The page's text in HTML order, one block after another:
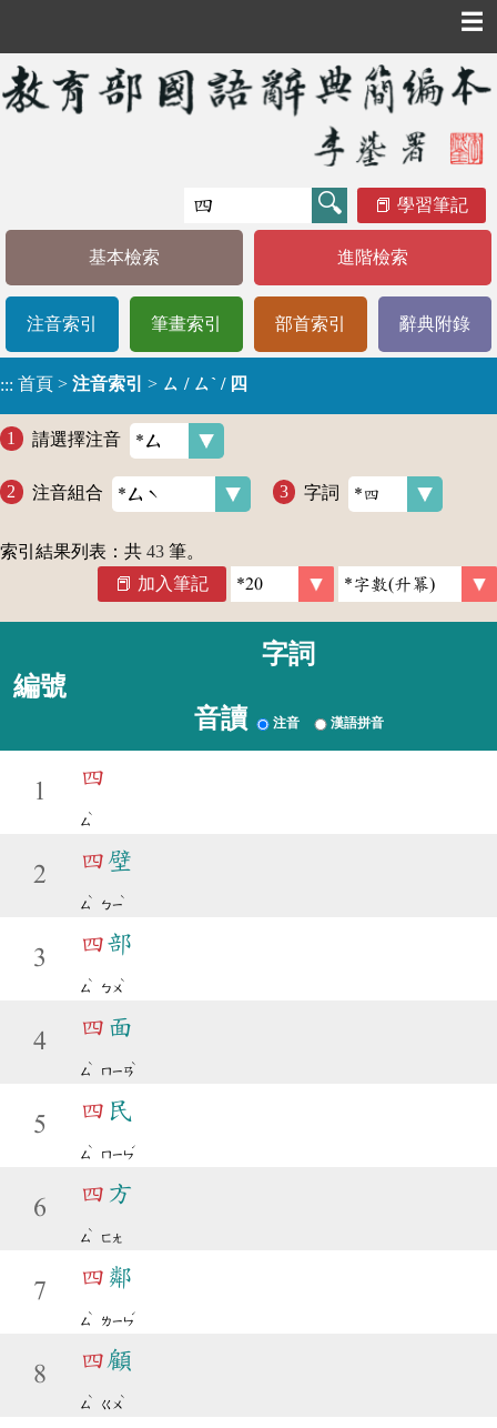
☰
學習筆記
基本檢索 進階檢索
注音索引 筆畫索引 部首索引 辭典附錄
::: 首頁 > 注音索引 > ㄙ / ㄙˋ / 四
請選擇注音
注音組合 字詞
索引結果列表：共 43 筆。
加入筆記
編號
字詞
音讀 注音 漢語拼音
1
四
ㄙ
ˋ
2
四 壁
ㄙ
ˋ
ㄅㄧ
ˋ
3
四部
ㄙ
ˋ
ㄅㄨ
ˋ
4
四 面
ㄙ
ˋ
ㄇㄧㄢ
ˋ
5
四 民
ㄙ
ˋ
ㄇㄧㄣ
ˊ
6
四 方
ㄙ
ˋ
ㄈㄤ
7
四 鄰
ㄙ
ˋ
ㄌㄧㄣ
ˊ
8
四顧
ㄙ
ˋ
ㄍㄨ
ˋ